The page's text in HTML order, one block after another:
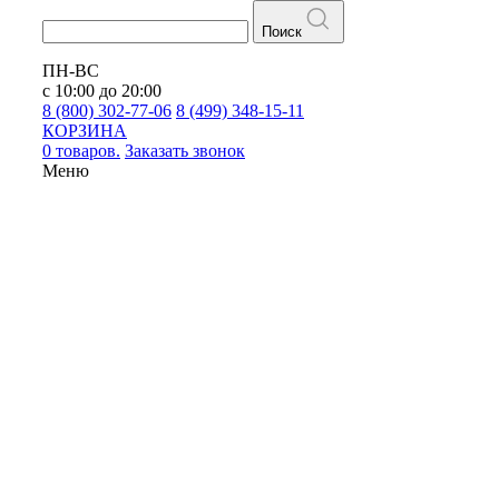
Поиск
ПН-ВС
с 10:00 до 20:00
8 (800) 302-77-06 8 (499) 348-15-11
КОРЗИНА
0 товаров. Заказать звонок
Меню